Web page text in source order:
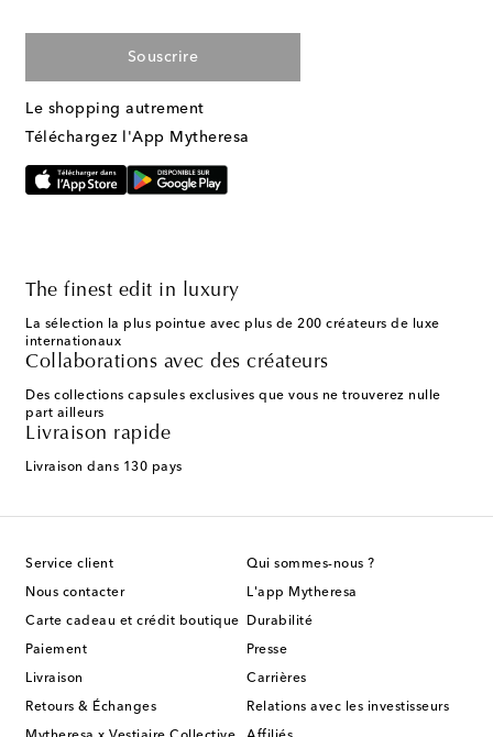
Souscrire
Le shopping autrement
Téléchargez l'App Mytheresa
The finest edit in luxury
La sélection la plus pointue avec plus de 200 créateurs de luxe
internationaux
Collaborations avec des créateurs
Des collections capsules exclusives que vous ne trouverez nulle
part ailleurs
Livraison rapide
Livraison dans 130 pays
Service client
Nous contacter
Carte cadeau et crédit boutique
Paiement
Livraison
Retours & Échanges
Qui sommes-nous ?
L'app Mytheresa
Durabilité
Presse
Carrières
Relations avec les investisseurs